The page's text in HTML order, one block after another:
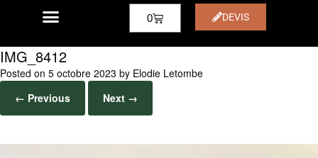
0 DEVIS
IMG_8412
Posted on 5 octobre 2023 by Elodie Letombe
← Previous
Next →